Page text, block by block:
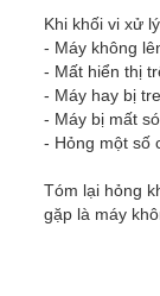
Khi khối vi xử
- Máy không
- Mất hiển thị
- Máy hay bị
- Máy bị mất
- Hỏng một số
Tóm lại hỏng
gặp là máy